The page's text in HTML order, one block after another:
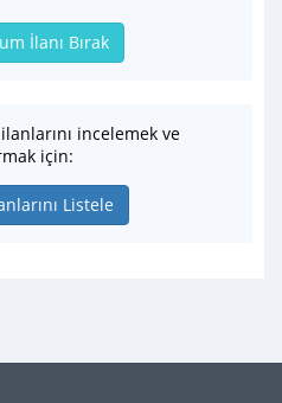
İlanı Bırak
incelemek ve
için:
Listele